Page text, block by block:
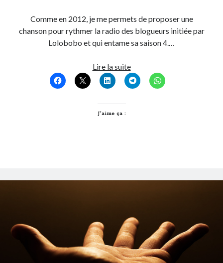
Comme en 2012, je me permets de proposer une
chanson pour rythmer la radio des blogueurs initiée par
Lolobobo et qui entame sa saison 4.…
Lire la suiteMa
chanson
de
J’aime ça :